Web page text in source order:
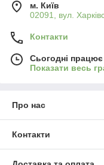
м. Київ
02091, вул.
Контакти
Сьогодні
Показати весь
Про нас
Контакти